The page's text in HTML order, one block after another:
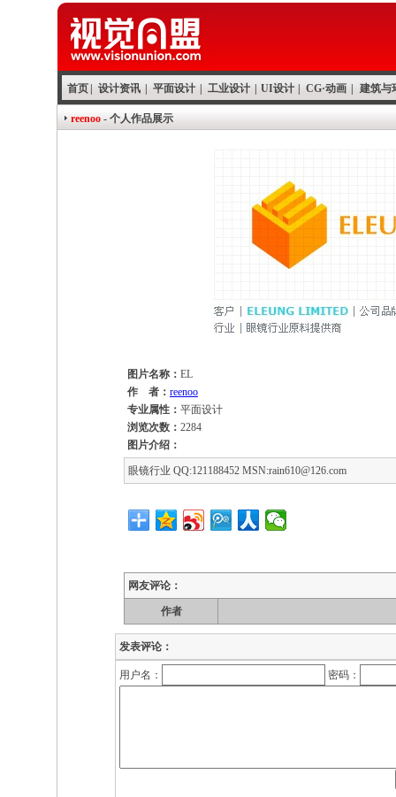
首页 设计资讯 平面设计 工业设计 UI设计 CG·动画 建筑与
reenoo - 个人作品展示
图片名称： EL
作 者： reenoo
专业属性： 平面设计
浏览次数： 2284
图片介绍：
眼镜行业 QQ:121188452 MSN:rain610@126.com
网友评论：
作者
发表评论：
用户名： 密码：